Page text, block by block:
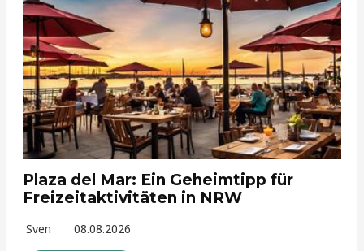
Plaza del Mar: Ein Geheimtipp für
Freizeitaktivitäten in NRW
Sven 08.08.2026